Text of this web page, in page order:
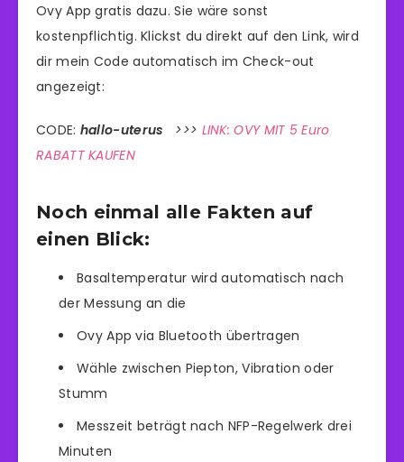
Ovy App gratis dazu. Sie wäre sonst
kostenpflichtig. Klickst du direkt auf den Link, wird
dir mein Code automatisch im Check-out
angezeigt:
CODE: hallo-uterus >>> LINK: OVY MIT 5 Euro
RABATT KAUFEN
Noch einmal alle Fakten auf
einen Blick:
Basaltemperatur wird automatisch nach
der Messung an die
Ovy App via Bluetooth übertragen
Wähle zwischen Piepton, Vibration oder
Stumm
Messzeit beträgt nach NFP-Regelwerk drei
Minuten